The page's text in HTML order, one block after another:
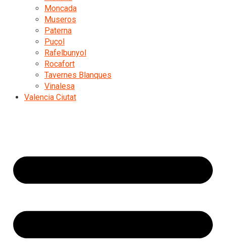
Moncada
Museros
Paterna
Puçol
Rafelbunyol
Rocafort
Tavernes Blanques
Vinalesa
Valencia Ciutat